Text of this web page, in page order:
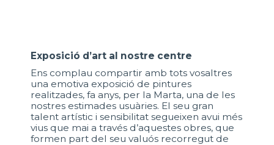
Exposició d’art al nostre centre
Ens complau compartir amb tots vosaltres
una emotiva exposició de pintures
realitzades, fa anys, per la Marta, una de les
nostres estimades usuàries. El seu gran
talent artístic i sensibilitat segueixen avui més
vius que mai a través d’aquestes obres, que
formen part del seu valuós recorregut de